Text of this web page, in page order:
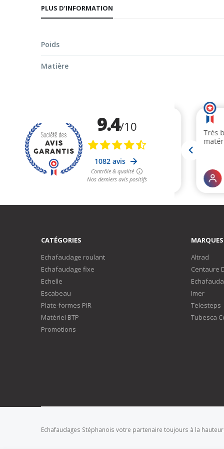
début
Galerie
PLUS D’INFORMATION
Poids
Matière
CATÉGORIES
Echafaudage roulant
Echafaudage fixe
Echelle
Escabeau
Plate-formes PIR
Matériel BTP
Promotions
MARQUES
Altrad
Centaure
Imer
Telesteps
Tubesca
Echafaudages Stéphanois votre partenaire toujours à la hauteur.